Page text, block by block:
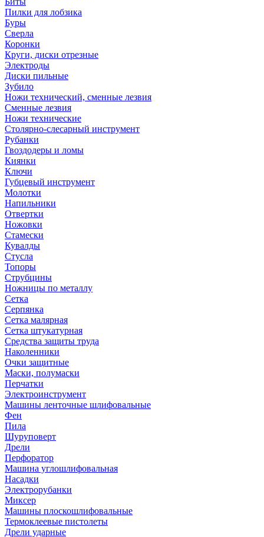
Пилки для лобзика
Буры
Сверла
Коронки
Круги, диски отрезные
Электроды
Диски пильные
Зубило
Ножи технический, сменные лезвия
Сменные лезвия
Ножи технические
Столярно-слесарный инструмент
Рубанки
Гвоздодеры и ломы
Киянки
Ключи
Губцевый инструмент
Молотки
Напильники
Отвертки
Ножовки
Стамески
Кувалды
Стусла
Топоры
Струбцины
Ножницы по металлу
Сетка
Серпянка
Сетка малярная
Сетка штукатурная
Средства защиты труда
Наколенники
Очки защитные
Маски, полумаски
Перчатки
Электроинструмент
Машины ленточные шлифовальные
Фен
Пила
Шуруповерт
Дрели
Перфоратор
Машина углошлифовальная
Насадки
Электрорубанки
Миксер
Машины плоскошлифовальные
Термоклеевые пистолеты
Дрели ударные